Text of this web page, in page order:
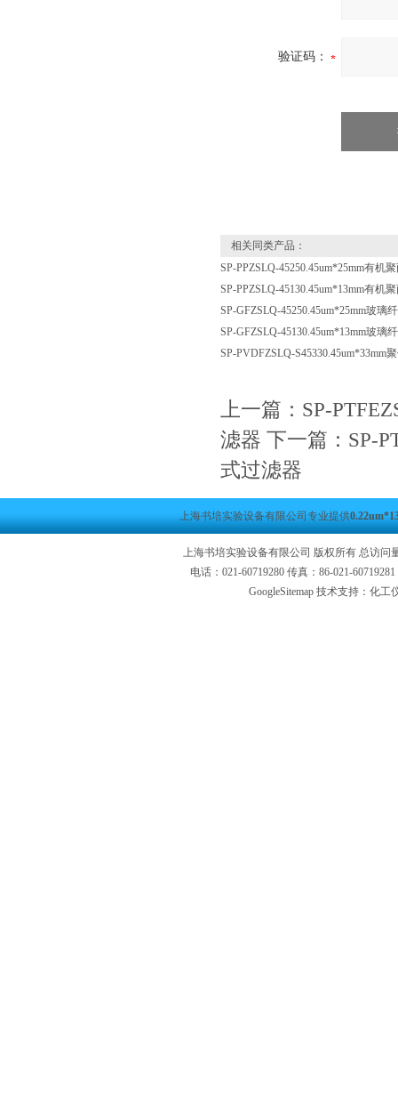
验证码：
相关同类产品：
SP-PPZSLQ-45250.45um*25mm有机
SP-PPZSLQ-45130.45um*13mm有机
SP-GFZSLQ-45250.45um*25mm玻璃
SP-GFZSLQ-45130.45um*13mm玻璃
SP-PVDFZSLQ-S45330.45um*33mm
上一篇： SP-
滤器 下一篇： SP-
式过滤器
上海书培实验设备有限公司专业提供
上海书培实验设备有限公司 版权所有 总访问
电话：021-60719280 传真：86-021-
GoogleSitemap 技术支持：化工